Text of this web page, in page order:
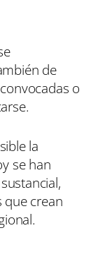
de
o
la
se han
que crean